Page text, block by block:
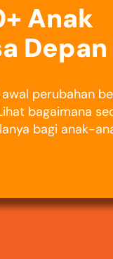
Anak
Depan
perubahan
bagaimana
bagi anak-